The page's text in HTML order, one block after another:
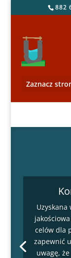
882
Zaznacz
celów dla
zapewnić
uwagę,